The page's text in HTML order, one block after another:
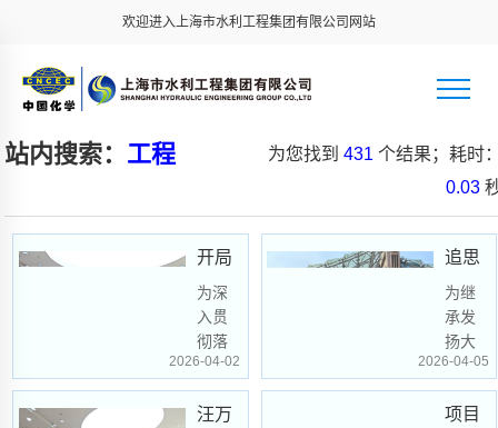
欢迎进入上海市水利工程集团有限公司网站
站内搜索： 工程 为您找到431 个结果；耗时
0.03
开局
即决
战 起
步即
为深
入贯
彻落
实党
的二
十大
2026-04-02
追思
禹迹
传承
匠心
为继
承发
扬大
禹精
神和
工匠
2026-04-05
汪万
项目